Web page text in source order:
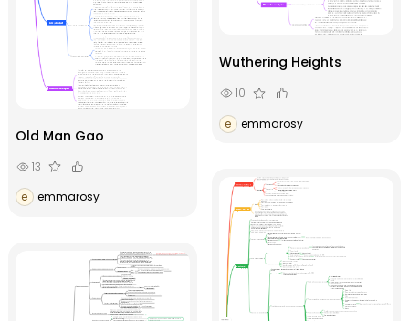
Wuthering Heights
10
e
emmarosy
Old Man Gao
13
e
emmarosy